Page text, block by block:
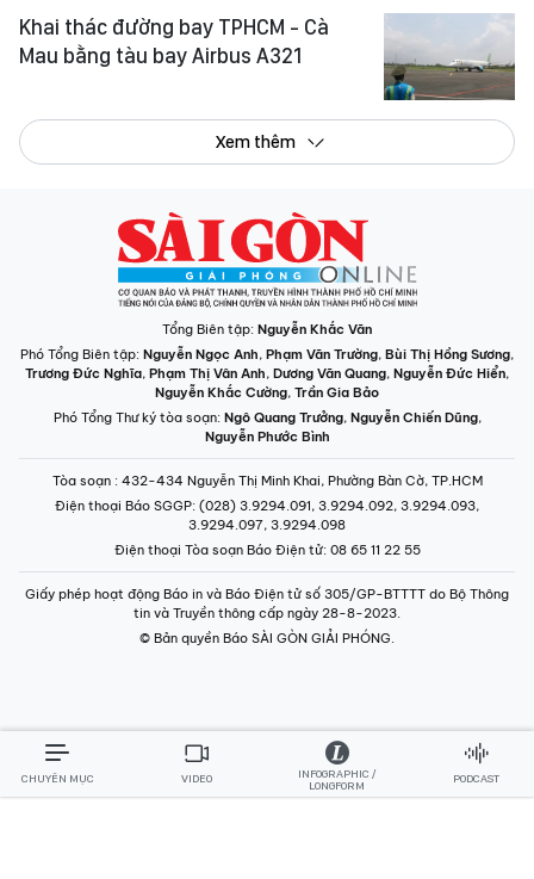
Khai thác đường bay TPHCM - Cà
Mau bằng tàu bay Airbus A321
Xem thêm
Tổng Biên tập: Nguyễn Khắc Văn
Phó Tổng Biên tập: Nguyễn Ngọc Anh, Phạm Văn Trường, Bùi Thị Hồng Sương,
Trương Đức Nghĩa, Phạm Thị Vân Anh, Dương Văn Quang, Nguyễn Đức Hiển,
Nguyễn Khắc Cường, Trần Gia Bảo
Phó Tổng Thư ký tòa soạn: Ngô Quang Trưởng, Nguyễn Chiến Dũng,
Nguyễn Phước Bình
Tòa soạn : 432-434 Nguyễn Thị Minh Khai, Phường Bàn Cờ, TP.HCM
Điện thoại Báo SGGP: (028) 3.9294.091, 3.9294.092, 3.9294.093,
3.9294.097, 3.9294.098
Điện thoại Tòa soạn Báo Điện tử: 08 65 11 22 55
Giấy phép hoạt động Báo in và Báo Điện tử số 305/GP-BTTTT do Bộ Thông
tin và Truyền thông cấp ngày 28-8-2023.
© Bản quyền Báo SÀI GÒN GIẢI PHÓNG.
CHUYÊN MỤC VIDEO
INFOGRAPHIC /
LONGFORM
PODCAST